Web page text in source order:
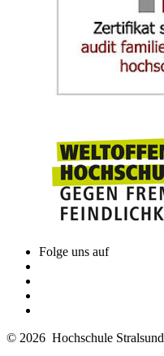
Folge uns auf
© 2026 Hochschule Stralsund